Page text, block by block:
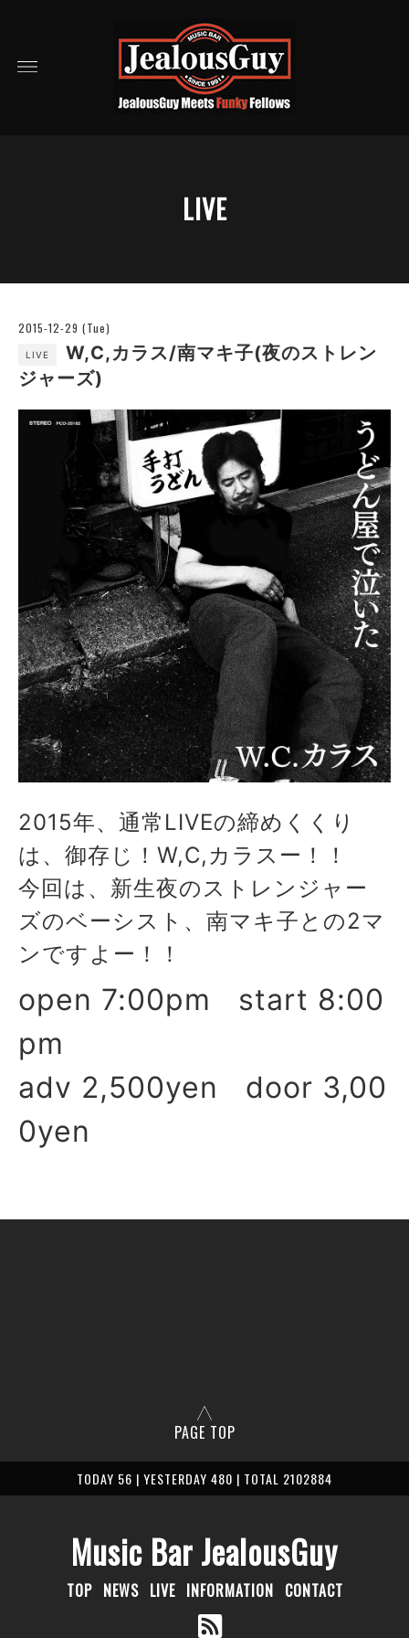
LIVE
2015-12-29 (Tue)
LIVE
W,C,カラス/南マキ子(夜のストレン
ジャーズ)
2015年、通常LIVEの締めくくり
は、御存じ！W,C,カラスー！！
今回は、新生夜のストレンジャー
ズのベーシスト、南マキ子との2マ
ンですよー！！
open 7:00pm start 8:00
pm
adv 2,500yen door 3,00
0yen
PAGE TOP
TODAY 56 | YESTERDAY 480 | TOTAL 2102884
Music Bar JealousGuy
TOP NEWS LIVE INFORMATION CONTACT